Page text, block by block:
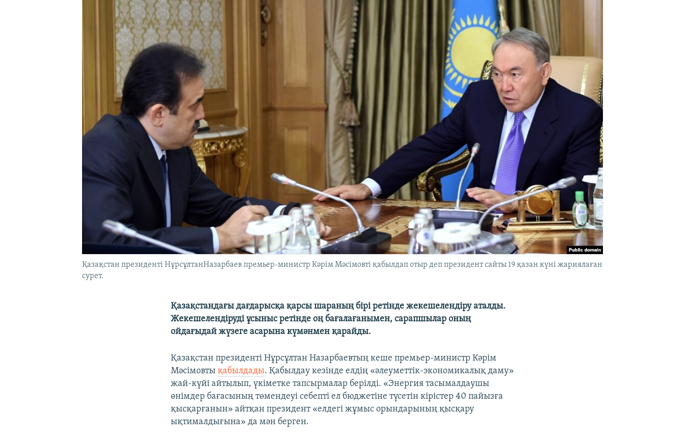
Қазақстан президенті НұрсұлтанНазарбаев премьер-министр Кәрім Мәсімовті қабылдап отыр деп президент сайты 19 қазан күні жариялаған
сурет.
Қазақстандағы дағдарысқа қарсы шараның бірі ретінде жекешелендіру аталды.
Жекешелендіруді ұсыныс ретінде оң бағалағанымен, сарапшылар оның
ойдағыдай жүзеге асарына күмәнмен қарайды.
Қазақстан президенті Нұрсұлтан Назарбаевтың кеше премьер-министр Кәрім
Мәсімовтықабылдады. Қабылдау кезінде елдің «әлеуметтік-экономикалық даму»
жай-күйі айтылып, үкіметке тапсырмалар берілді. «Энергия тасымалдаушы
өнімдер бағасының төмендеуі себепті ел бюджетіне түсетін кірістер 40 пайызға
қысқарғанын» айтқан президент «елдегі жұмыс орындарының қысқару
ықтималдығына» да мән берген.